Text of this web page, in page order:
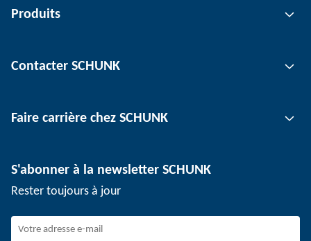
Produits
Technologie d'automatisation
Technologie de serrage de pièce
Contacter SCHUNK
Sites
Événements
Dispositif de signalement SCHUNK
Faire carrière chez SCHUNK
Travailler chez SCHUNK
Jeunes professionnels
S'abonner à la newsletter SCHUNK
Rester toujours à jour